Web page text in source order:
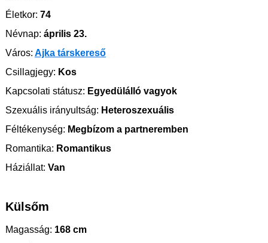
Életkor: 74
Névnap: április 23.
Város: Ajka társkereső
Csillagjegy: Kos
Kapcsolati státusz: Egyedülálló vagyok
Szexuális irányultság: Heteroszexuális
Féltékenység: Megbízom a partneremben
Romantika: Romantikus
Háziállat: Van
Külsőm
Magasság: 168 cm